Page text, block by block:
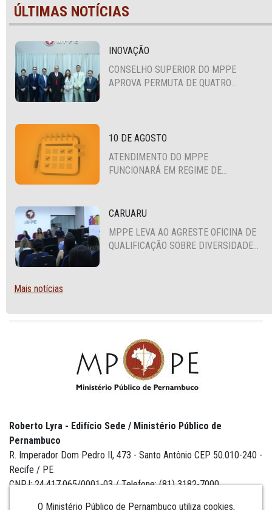
ÚLTIMAS NOTÍCIAS
INOVAÇÃO
CONSELHO SUPERIOR DO MPPE
APROVA PERMUTA DE QUATRO
10 DE AGOSTO
ATENDIMENTO DO MPPE
FUNCIONARÁ EM REGIME DE
CARUARU
MPPE LEVA AO AGRESTE OFICINA DE
QUALIFICAÇÃO SOBRE DIVERSIDADE
Mais notícias
O Ministério Público de Pernambuco utiliza cookies,
Roberto Lyra - Edifício Sede / Ministério Público de
Pernambuco
R. Imperador Dom Pedro II, 473 - Santo Antônio CEP 50.010-240 -
Recife / PE
CNPJ: 24.417.065/0001-03 / Telefone: (81) 3182-7000